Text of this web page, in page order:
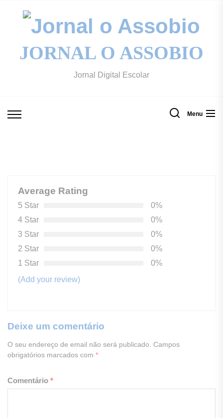
o
JORNAL O ASSOBIO
Jornal Digital Escolar
Menu
Average Rating
5 Star
0%
4 Star
0%
3 Star
0%
2 Star
0%
1 Star
0%
(Add your review)
Deixe um comentário
O seu endereço de email não será publicado. Campos
obrigatórios marcados com *
Comentário *